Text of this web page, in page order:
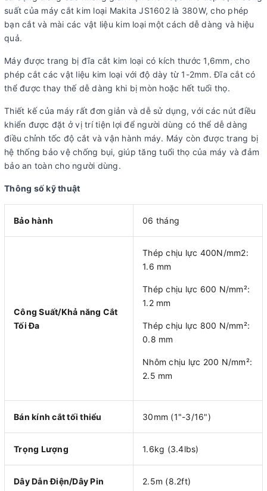
suất của máy cắt kim loại Makita JS1602 là 380W, cho phép
bạn cắt và mài các vật liệu kim loại một cách dễ dàng và hiệu
quả.
Máy được trang bị đĩa cắt kim loại có kích thước 1,6mm, cho
phép cắt các vật liệu kim loại với độ dày từ 1-2mm. Đĩa cắt có
thể được thay thế dễ dàng khi bị mòn hoặc hết tuổi thọ.
Thiết kế của máy rất đơn giản và dễ sử dụng, với các nút điều
khiển được đặt ở vị trí tiện lợi để người dùng có thể dễ dàng
điều chỉnh tốc độ cắt và vận hành máy. Máy còn được trang bị
hệ thống bảo vệ chống bụi, giúp tăng tuổi thọ của máy và đảm
bảo an toàn cho người dùng.
Thông số kỹ thuật
Bảo hành 06 tháng
Công Suất/Khả năng Cắt
Tối Đa
Thép chịu lực 400N/mm2:
1.6 mm
Thép chịu lực 600 N/mm²:
1.2 mm
Thép chịu lực 800 N/mm²:
0.8 mm
Nhôm chịu lực 200 N/mm²:
2.5 mm
Bán kính cắt tối thiểu 30mm (1"-3/16")
Trọng Lượng 1.6kg (3.4lbs)
Dây Dẫn Điện/Dây Pin 2.5m (8.2ft)